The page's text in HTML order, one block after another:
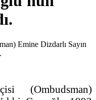
(Ombudsman)